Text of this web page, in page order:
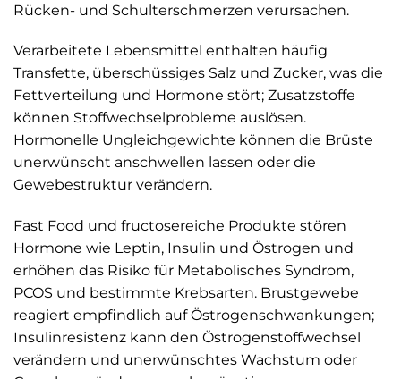
Rücken- und Schulterschmerzen verursachen.
Verarbeitete Lebensmittel enthalten häufig
Transfette, überschüssiges Salz und Zucker, was die
Fettverteilung und Hormone stört; Zusatzstoffe
können Stoffwechselprobleme auslösen.
Hormonelle Ungleichgewichte können die Brüste
unerwünscht anschwellen lassen oder die
Gewebestruktur verändern.
Fast Food und fructosereiche Produkte stören
Hormone wie Leptin, Insulin und Östrogen und
erhöhen das Risiko für Metabolisches Syndrom,
PCOS und bestimmte Krebsarten. Brustgewebe
reagiert empfindlich auf Östrogenschwankungen;
Insulinresistenz kann den Östrogen­stoffwechsel
verändern und unerwünschtes Wachstum oder